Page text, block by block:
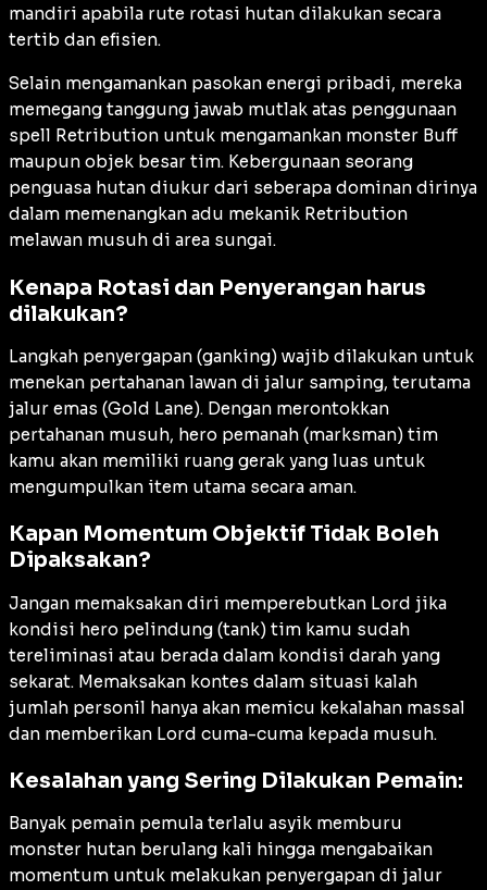
mandiri apabila rute rotasi hutan dilakukan secara
tertib dan efisien.
Selain mengamankan pasokan energi pribadi, mereka
memegang tanggung jawab mutlak atas penggunaan
spell Retribution untuk mengamankan monster Buff
maupun objek besar tim. Kebergunaan seorang
penguasa hutan diukur dari seberapa dominan dirinya
dalam memenangkan adu mekanik Retribution
melawan musuh di area sungai.
Kenapa Rotasi dan Penyerangan harus
dilakukan?
Langkah penyergapan (ganking) wajib dilakukan untuk
menekan pertahanan lawan di jalur samping, terutama
jalur emas (Gold Lane). Dengan merontokkan
pertahanan musuh, hero pemanah (marksman) tim
kamu akan memiliki ruang gerak yang luas untuk
mengumpulkan item utama secara aman.
Kapan Momentum Objektif Tidak Boleh
Dipaksakan?
Jangan memaksakan diri memperebutkan Lord jika
kondisi hero pelindung (tank) tim kamu sudah
tereliminasi atau berada dalam kondisi darah yang
sekarat. Memaksakan kontes dalam situasi kalah
jumlah personil hanya akan memicu kekalahan massal
dan memberikan Lord cuma-cuma kepada musuh.
Kesalahan yang Sering Dilakukan Pemain:
Banyak pemain pemula terlalu asyik memburu
monster hutan berulang kali hingga mengabaikan
momentum untuk melakukan penyergapan di jalur